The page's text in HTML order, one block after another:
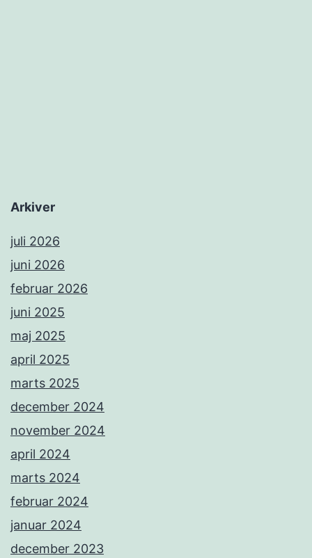
Arkiver
juli 2026
juni 2026
februar 2026
juni 2025
maj 2025
april 2025
marts 2025
december 2024
november 2024
april 2024
marts 2024
februar 2024
januar 2024
december 2023